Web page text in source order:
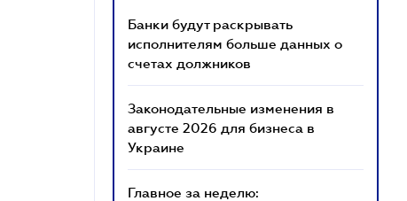
Банки будут раскрывать
исполнителям больше данных о
счетах должников
Законодательные изменения в
августе 2026 для бизнеса в
Украине
Главное за неделю: